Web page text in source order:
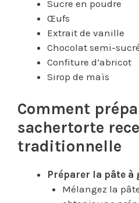
Sucre en poudre
Œufs
Extrait de vanille
Chocolat semi-
Confiture d’abricot
Sirop de maïs
Comment
sachertorte
traditionnelle
Préparer la pâte à
Mélangez la